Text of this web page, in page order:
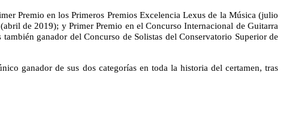
Premio en los Primeros Premios Excelencia Lexus de la Música (julio
de 2019); y Primer Premio en el Concurso Internacional de Guitarra
ganador del Concurso de Solistas del Conservatorio Superior de
ganador de sus dos categorías en toda la historia del certamen, tras